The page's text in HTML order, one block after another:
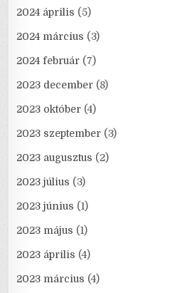
2024 április (5)
2024 március (3)
2024 február (7)
2023 december (8)
2023 október (4)
2023 szeptember (3)
2023 augusztus (2)
2023 július (3)
2023 június (1)
2023 május (1)
2023 április (4)
2023 március (4)